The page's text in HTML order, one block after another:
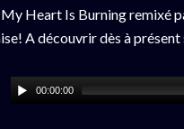
My Heart Is Burning
A découvrir dès à présent
00:00:00